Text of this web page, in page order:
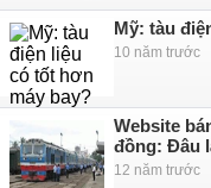
Mỹ: tàu
10 năm trước
Website
đồng: Đâu
12 năm trước